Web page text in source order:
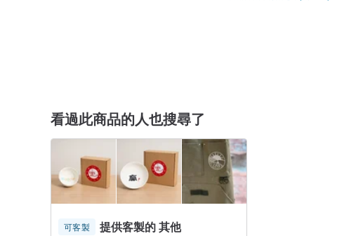
看過此商品的人也搜尋了
可客製 提供客製的 其他